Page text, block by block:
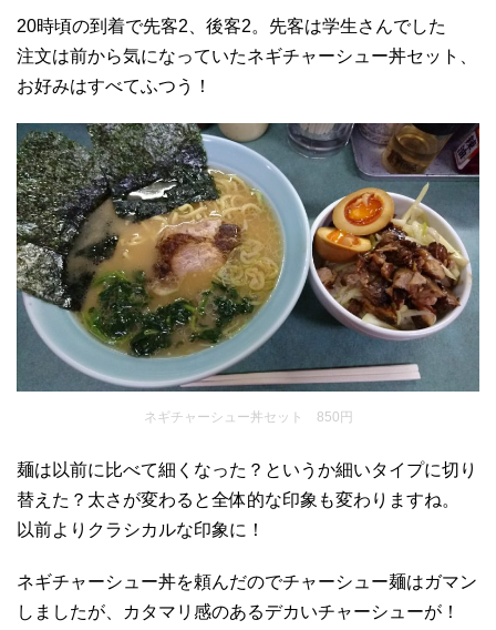
20時頃の到着で先客2、後客2。先客は学生さんでした
注文は前から気になっていたネギチャーシュー丼セット、
お好みはすべてふつう！
ネギチャーシュー丼セット 850円
麺は以前に比べて細くなった？というか細いタイプに切り
替えた？太さが変わると全体的な印象も変わりますね。
以前よりクラシカルな印象に！
ネギチャーシュー丼を頼んだのでチャーシュー麺はガマン
しましたが、カタマリ感のあるデカいチャーシューが！